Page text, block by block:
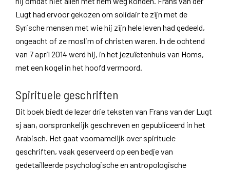
Lugt had ervoor gekozen om solidair te zijn met de
Syrische mensen met wie hij zijn hele leven had gedeeld,
ongeacht of ze moslim of christen waren. In de ochtend
van 7 april 2014 werd hij, in het jezuïetenhuis van Homs,
met een kogel in het hoofd vermoord.
Spirituele geschriften
Dit boek biedt de lezer drie teksten van Frans van der Lugt
sj aan, oorspronkelijk geschreven en gepubliceerd in het
Arabisch. Het gaat voornamelijk over spirituele
geschriften, vaak geserveerd op een bedje van
gedetailleerde psychologische en antropologische